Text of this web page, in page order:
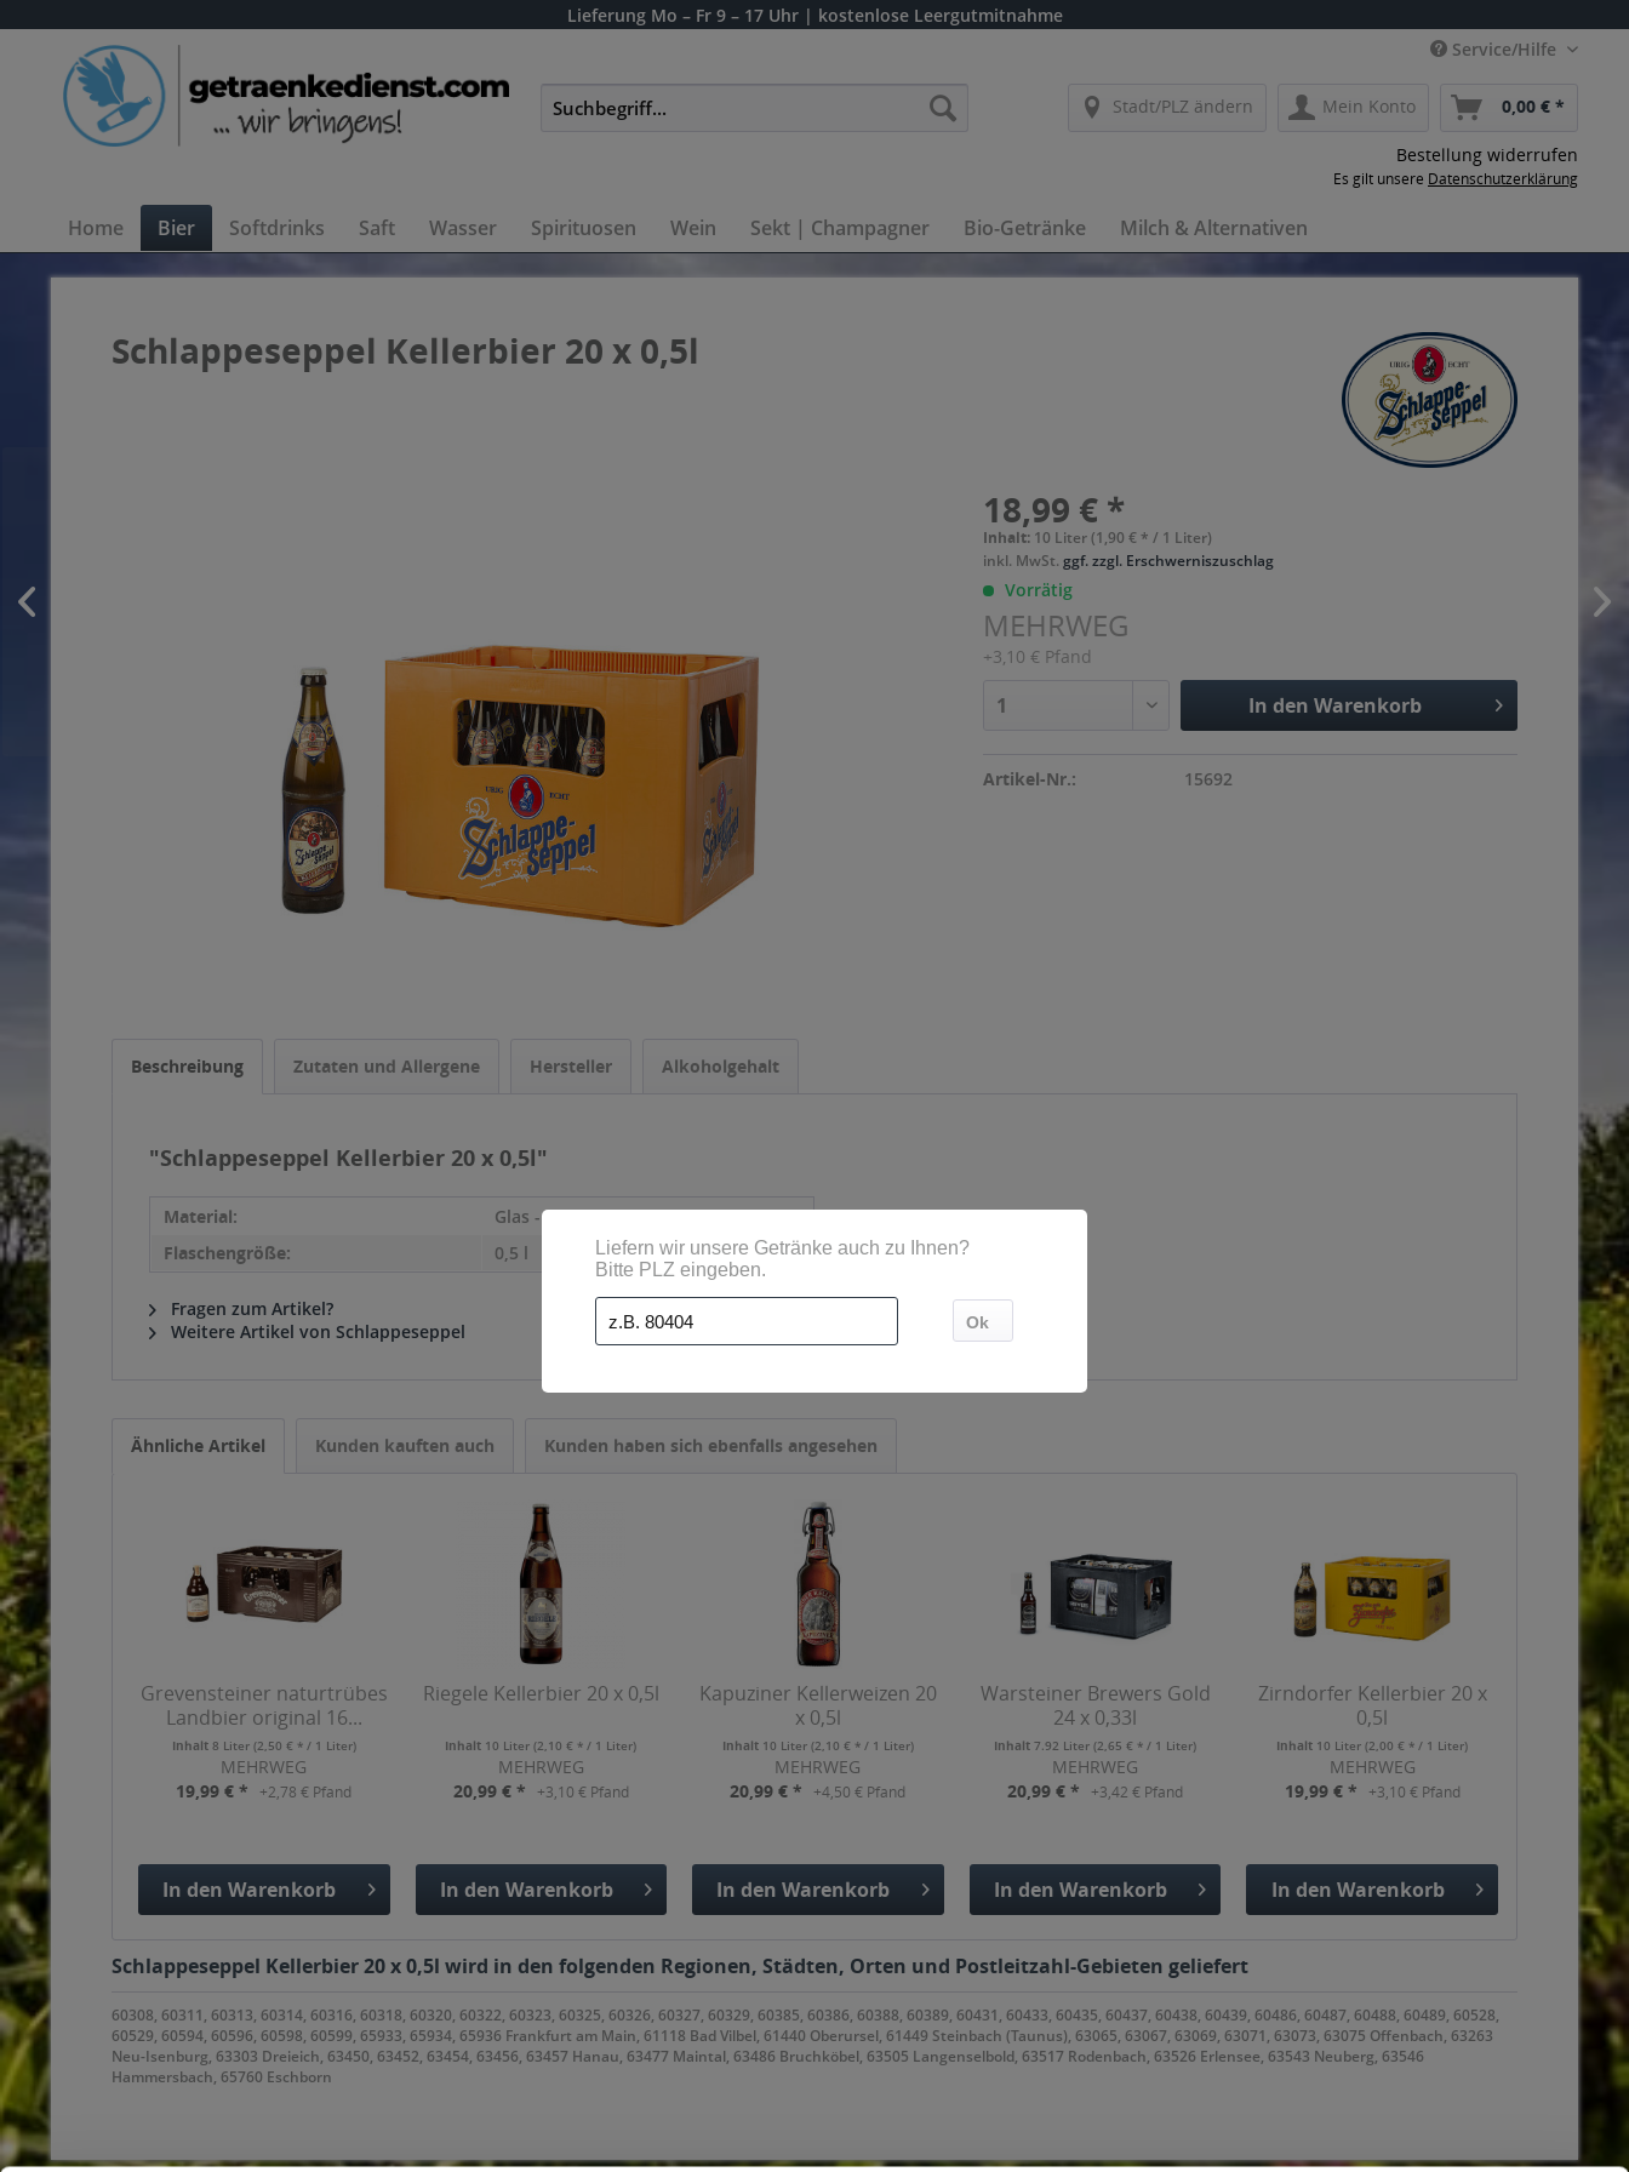
Lieferung Mo – Fr 9 – 17 Uhr | kostenlose Leergutmitnahme
Service/Hilfe
Stadt/PLZ ändern Mein Konto 0,00 € *
Bestellung widerrufen
Es gilt unsere Datenschutzerklärung
Home Bier Softdrinks Saft Wasser Spirituosen Wein Sekt | Champagner Bio-Getränke Milch & Alternativen
Schlappeseppel Kellerbier 20 x 0,5l
18,99 € *
Inhalt: 10 Liter (1,90 € * / 1 Liter)
inkl. MwSt.ggf. zzgl. Erschwerniszuschlag
Vorrätig
MEHRWEG
+3,10 € Pfand
In den Warenkorb
Artikel-Nr.: 15692
Beschreibung Zutaten und Allergene Hersteller Alkoholgehalt
"Schlappeseppel Kellerbier 20 x 0,5l"
Material:
Glas - Mehrweg
Flaschengröße:
0,5 l
Fragen zum Artikel?
Weitere Artikel von Schlappeseppel
Ähnliche Artikel Kunden kauften auch Kunden haben sich ebenfalls angesehen
Grevensteiner naturtrübes
Landbier original 16...
Inhalt 8 Liter (2,50 € * / 1 Liter)
MEHRWEG
19,99 € *
+2,78 € Pfand
In den Warenkorb
Riegele Kellerbier 20 x 0,5l
Inhalt 10 Liter(2,10 € * / 1 Liter)
MEHRWEG
20,99 € *
+3,10 € Pfand
In den Warenkorb
Kapuziner Kellerweizen 20
x 0,5l
Inhalt 10 Liter (2,10 € * / 1 Liter)
MEHRWEG
20,99 € *
+4,50 € Pfand
In den Warenkorb
Warsteiner Brewers Gold
24 x 0,33l
Inhalt7.92 Liter(2,65 € * / 1 Liter)
MEHRWEG
20,99 € *
+3,42 € Pfand
In den Warenkorb
Zirndorfer Kellerbier 20 x
0,5l
Inhalt 10 Liter(2,00 € * / 1 Liter)
MEHRWEG
19,99 € *
+3,10 € Pfand
In den Warenkorb
Schlappeseppel Kellerbier 20 x 0,5l wird in den folgenden Regionen, Städten, Orten und Postleitzahl-Gebieten geliefert
60308, 60311, 60313, 60314, 60316, 60318, 60320, 60322, 60323, 60325, 60326, 60327, 60329, 60385, 60386, 60388, 60389, 60431, 60433, 60435, 60437, 60438, 60439, 60486, 60487, 60488, 60489, 60528,
60529, 60594, 60596, 60598, 60599, 65933, 65934, 65936 Frankfurt am Main, 61118 Bad Vilbel, 61440 Oberursel, 61449 Steinbach (Taunus), 63065, 63067, 63069, 63071, 63073, 63075 Offenbach, 63263
Neu-Isenburg, 63303 Dreieich, 63450, 63452, 63454, 63456, 63457 Hanau, 63477 Maintal, 63486 Bruchköbel, 63505 Langenselbold, 63517 Rodenbach, 63526 Erlensee, 63543 Neuberg, 63546
Hammersbach, 65760 Eschborn